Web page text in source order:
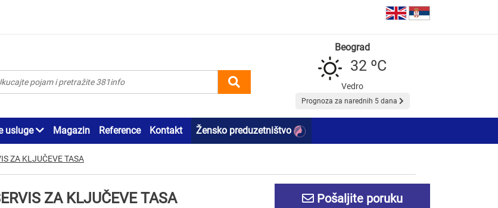
Beograd
32 ºC
Vedro
Prognoza za narednih 5 dana
usluge Magazin Reference Kontakt Žensko preduzetništvo
ZA KLJUČEVE TASA
ZA KLJUČEVE TASA Pošaljite poruku